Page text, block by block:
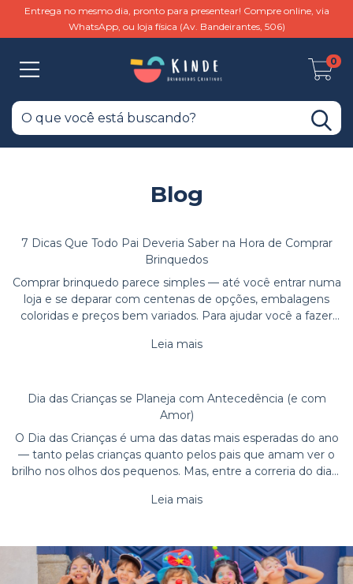
Entrega no mesmo dia, pronto para presentear! Compre online, via
WhatsApp, ou loja física (Av. Bandeirantes, 506)
0
Blog
7 Dicas Que Todo Pai Deveria Saber na Hora de Comprar
Brinquedos
Comprar brinquedo parece simples — até você entrar numa
loja e se deparar com centenas de opções, embalagens
coloridas e preços bem variados. Para ajudar você a fazer
reunimos 7 dicas práticas q
Leia mais
Dia das Crianças se Planeja com Antecedência (e com
Amor)
O Dia das Crianças é uma das datas mais esperadas do ano
— tanto pelas crianças quanto pelos pais que amam ver o
brilho nos olhos dos pequenos. Mas, entre a correria do dia a
pode virar uma fo
Leia mais
Do Chocalho ao Quebra-Cabeça: Brinquedos Educativos
para Cada Fase dos Seus Filhos